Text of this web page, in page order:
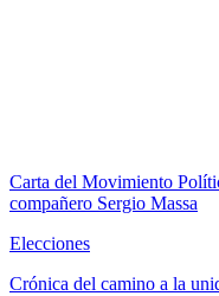
Carta del Movimiento
compañero Sergio Massa
Elecciones
Crónica del camino a la